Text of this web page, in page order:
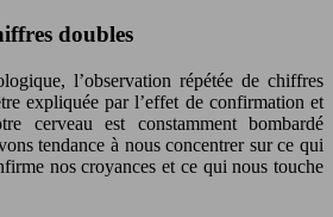
doubles
l’observation répétée de chiffres
expliquée par l’effet de confirmation et
cerveau est constamment bombardé
tendance à nous concentrer sur ce qui
nos croyances et ce qui nous touche